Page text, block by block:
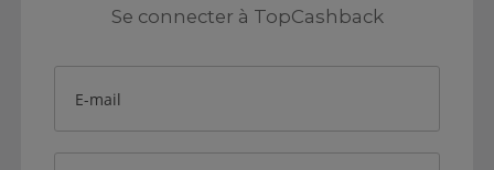
Se connecter à TopCashback
E-mail